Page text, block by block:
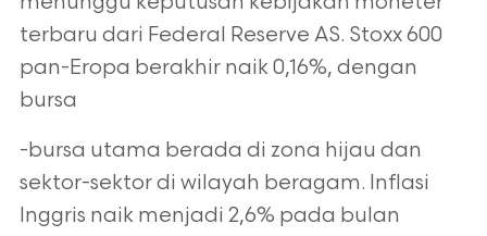
terbaru dari Federal Reserve AS. Stoxx 600
pan-Eropa berakhir naik 0,16%, dengan
bursa
-bursa utama berada di zona hijau dan
sektor-sektor di wilayah beragam. Inflasi
Inggris naik menjadi 2,6% pada bulan